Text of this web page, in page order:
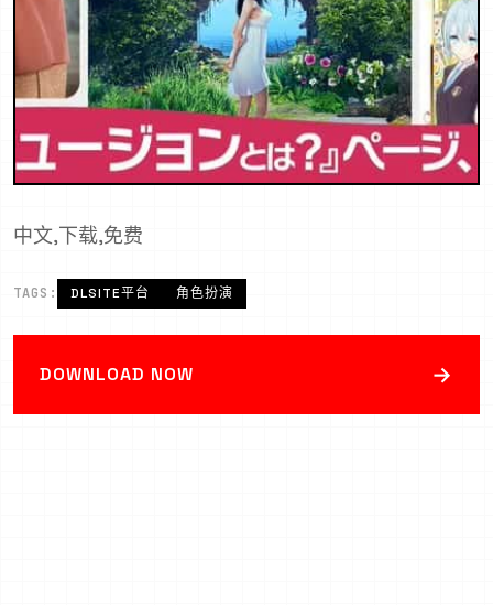
中文,下载,免费
TAGS: DLSITE平台 角色扮演
DOWNLOAD NOW →